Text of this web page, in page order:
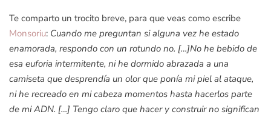
Te comparto un trocito breve, para que veas como escribe
Monsoriu: Cuando me preguntan si alguna vez he estado
enamorada, respondo con un rotundo no. […]No he bebido de
esa euforia intermitente, ni he dormido abrazada a una
camiseta que desprendía un olor que ponía mi piel al ataque,
ni he recreado en mi cabeza momentos hasta hacerlos parte
de mi ADN. […] Tengo claro que hacer y construir no significan